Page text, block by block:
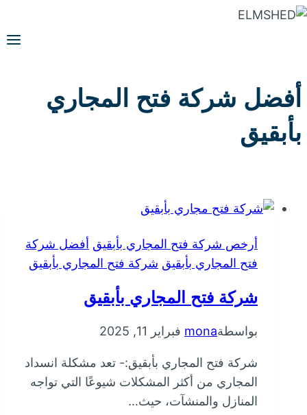
التجاوز
أفضل شركة فتح المجاري
بأبقيق
أرخص شركة فتح المجاري بأبقيق أفضل شركة
فتح المجاري بأبقيق شركة فتح المجاري بأبقيق
شركة فتح المجاري بأبقيق
بواسطةmona فبراير 11, 2025
شركة فتح المجاري بأبقيق:- تعد مشكلة انسداد
المجاري من أكثر المشكلات شيوعًا التي تواجه
المنازل والمنشآت، حيث…